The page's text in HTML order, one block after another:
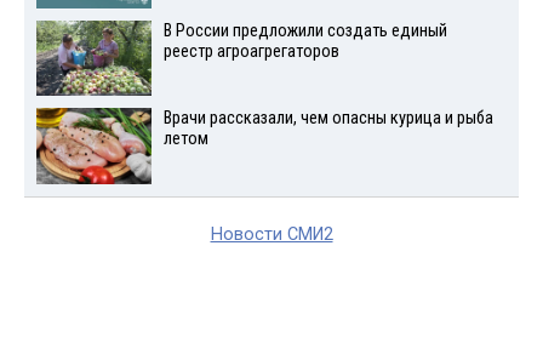
В России предложили создать единый
реестр агроагрегаторов
Врачи рассказали, чем опасны курица и рыба
летом
Новости СМИ2